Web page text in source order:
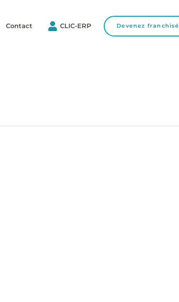
Contact CLIC-ERP Devenez franchisé